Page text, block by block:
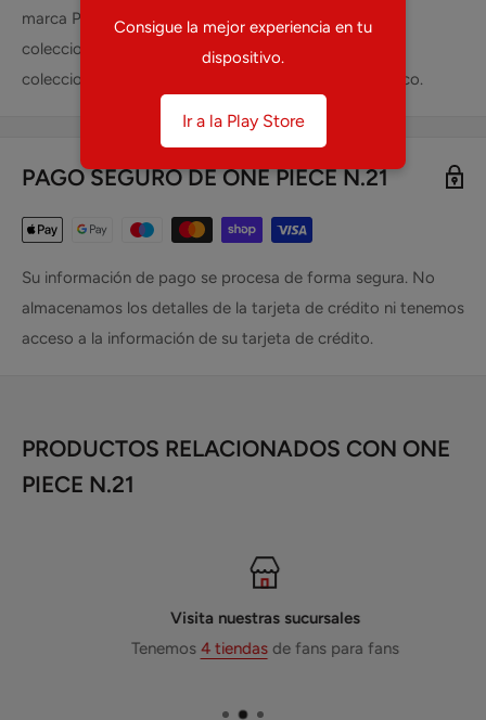
marca PANINI en tu tienda de mangas, anime y
coleccionables favorita. Ventas y preventas de
coleccionables como ONE PIECE N.21 en todo México.
PAGO SEGURO DE ONE PIECE N.21
Su información de pago se procesa de forma segura. No
almacenamos los detalles de la tarjeta de crédito ni tenemos
acceso a la información de su tarjeta de crédito.
PRODUCTOS RELACIONADOS CON ONE
PIECE N.21
Consigue la mejor experiencia en tu
dispositivo.
Ir a la Play Store
Visita nuestras sucursales
Tenemos4 tiendasde fans para fans